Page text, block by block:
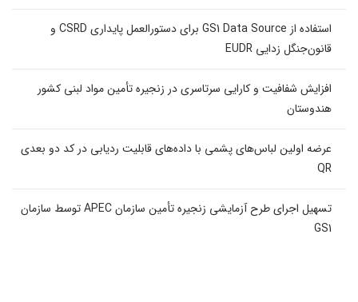
استفاده از GS1 Data Source برای دستورالعمل پایداری CSRD و
قانون‌جنگل زدایی EUDR
افزایش شفافیت و کارایی سرتاسری در زنجیره تأمین مواد لبنی کشور
هندوستان
عرضه اولین لباس‌های پشمی با داده‌های قابلیت ردیابی در کد دو بعدی
QR
تسهیل اجرای طرح آزمایشی زنجیره تأمین سازمان APEC توسط سازمان
GS1